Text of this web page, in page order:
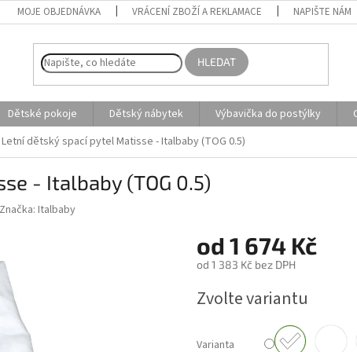
MOJE OBJEDNÁVKA VRÁCENÍ ZBOŽÍ A REKLAMACE NAPIŠTE NÁM
HLEDAT
Dětské pokoje Dětský nábytek Výbavička do postýlky
Letní dětský spací pytel Matisse - Italbaby (TOG 0.5)
- Italbaby (TOG 0.5)
Značka:Italbaby
od 1 674 Kč
od 1 383 Kč bez DPH
cena:
Zvolte variantu
Varianta